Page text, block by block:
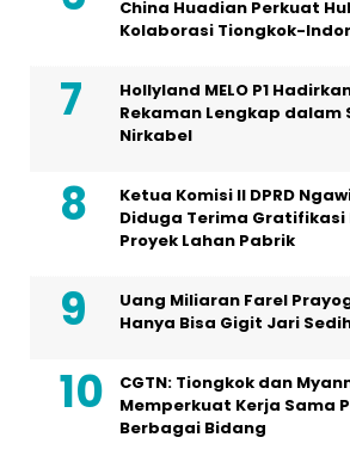
China Huadian Perkuat
Kolaborasi Tiongkok-
Hollyland MELO P1
Rekaman Lengkap dalam
Nirkabel
Ketua Komisi II DPRD
Diduga Terima Gratifikasi
Proyek Lahan Pabrik
Uang Miliaran Farel
Hanya Bisa Gigit Jari
CGTN: Tiongkok dan
Memperkuat Kerja Sama
Berbagai Bidang